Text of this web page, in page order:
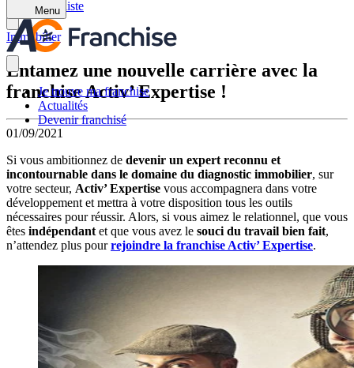
Menu
Je trouve ma franchise
Actualités
Devenir franchisé
Retour à la liste
Immobilier
Entamez une nouvelle carrière avec la
franchise Activ’ Expertise !
01/09/2021
Si vous ambitionnez de devenir un expert reconnu et
incontournable dans le domaine du diagnostic immobilier, sur
votre secteur, Activ’ Expertise vous accompagnera dans votre
développement et mettra à votre disposition tous les outils
nécessaires pour réussir. Alors, si vous aimez le relationnel, que vous
êtes indépendant et que vous avez le souci du travail bien fait,
n’attendez plus pourrejoindre la franchise Activ’ Expertise.